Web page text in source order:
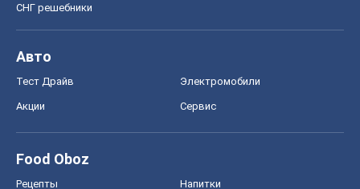
СНГ решебники
Авто
Тест Драйв Электромобили
Акции Сервис
Food Oboz
Рецепты Напитки